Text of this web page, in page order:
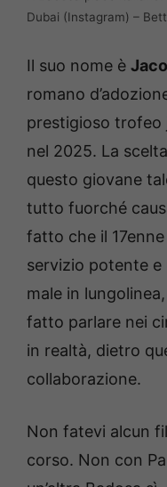
Dubai (Instagram) –
Il suo nome è
romano
prestigioso trofeo
nel 2025. La
questo giovane
tutto fuorché
fatto che il
servizio potente
male in
fatto parlare nei
in realtà, dietro
collaborazione.
Non fatevi alcun
corso. Non con